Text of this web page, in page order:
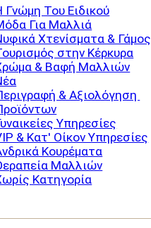
Γνώμη Του Ειδικού
Για Μαλλιά
Χτενίσματα & Γάμος
στην Κέρκυρα
& Βαφή Μαλλιών
& Αξιολόγηση
Υπηρεσίες
& Κατ' Οίκον Υπηρεσίες
Κουρέματα
Μαλλιών
Κατηγορία